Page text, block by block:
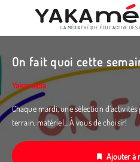
au
principal
LA MÉDIATHÈQUE ÉDUC’ACTIVE DES
On fait quoi cette
Yakamédia
Chaque mardi, une sélection
terrain, matériel... À vous de choisir!
Ajouter à